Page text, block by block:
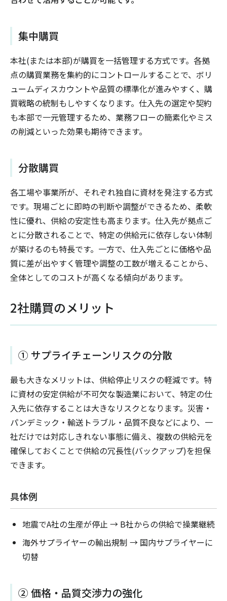
集中購買
本社(または本部)が購買を一括管理する方式です。各拠
点の購買業務を集約的にコントロールすることで、ボリ
ュームディスカウントや品質の標準化が進みやすく、購
買戦略の統制もしやすくなります。仕入先の選定や契約
も本部で一元管理するため、業務フローの簡素化やミス
の削減といった効果も期待できます。
分散購買
各工場や事業所が、それぞれ独自に資材を発注する方式
です。現場ごとに即時の判断や調整ができるため、柔軟
性に優れ、供給の安定性も高まります。仕入先が拠点ご
とに分散されることで、特定の供給元に依存しない体制
が築けるのも特長です。一方で、仕入先ごとに価格や品
質に差が出やすく管理や調整の工数が増えることから、
全体としてのコストが高くなる傾向があります。
2社購買のメリット
① サプライチェーンリスクの分散
最も大きなメリットは、供給停止リスクの軽減です。特
に資材の安定供給が不可欠な製造業において、特定の仕
入先に依存することは大きなリスクとなります。災害・
パンデミック・輸送トラブル・品質不良などにより、一
社だけでは対応しきれない事態に備え、複数の供給元を
確保しておくことで供給の冗長性(バックアップ)を担保
できます。
具体例
地震でA社の生産が停止 → B社からの供給で操業継続
海外サプライヤーの輸出規制 → 国内サプライヤーに
切替
② 価格・品質交渉力の強化